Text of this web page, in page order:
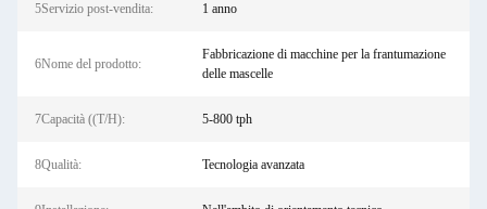
5Servizio post-vendita: 1 anno
6Nome del prodotto:
Fabbricazione di macchine per la frantumazione
delle mascelle
7Capacità ((T/H): 5-800 tph
8Qualità: Tecnologia avanzata